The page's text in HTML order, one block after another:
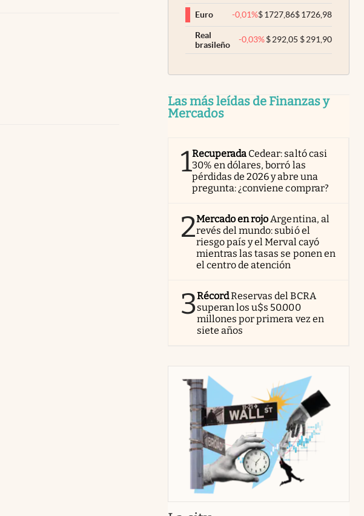
Euro -0,01%$1727,86$1726,98
Real
brasileño
-0,03% $292,05 $291,90
Las más leídas de Finanzas y
Mercados
1Recuperada Cedear: saltó casi
30% en dólares, borró las
pérdidas de 2026 y abre una
pregunta: ¿conviene comprar?
2Mercado en rojo Argentina, al
revés del mundo: subió el
riesgo país y el Merval cayó
mientras las tasas se ponen en
el centro de atención
3RécordReservas del BCRA
superan los u$s 50.000
millones por primera vez en
siete años